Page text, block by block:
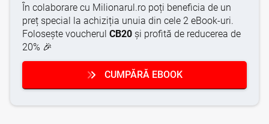
În colaborare cu Milionarul.ro poți beneficia de un
preț special la achiziția unuia din cele 2 eBook-uri.
Folosește voucherul CB20 și profită de reducerea de
20% 🎉
CUMPĂRĂ EBOOK